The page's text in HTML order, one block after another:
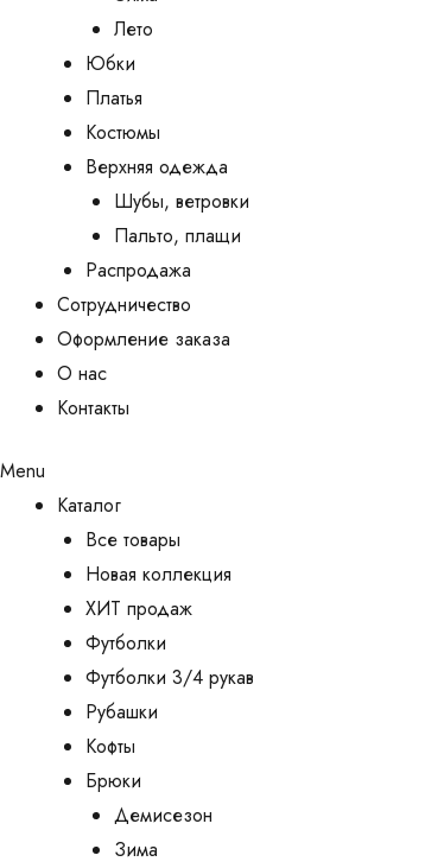
Лето
Юбки
Платья
Костюмы
Верхняя одежда
Шубы, ветровки
Пальто, плащи
Распродажа
Сотрудничество
Оформление заказа
О нас
Контакты
Menu
Каталог
Все товары
Новая коллекция
ХИТ продаж
Футболки
Футболки 3/4 рукав
Рубашки
Кофты
Брюки
Демисезон
Зима